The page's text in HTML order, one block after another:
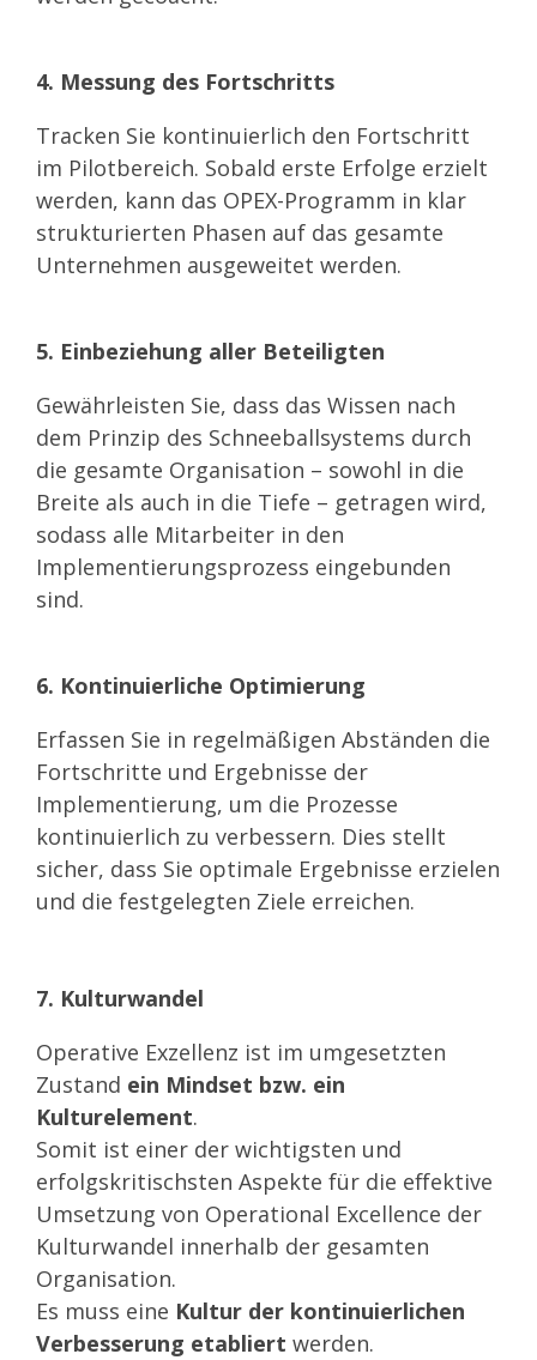
4. Messung des Fortschritts
Tracken Sie kontinuierlich den Fortschritt
im Pilotbereich. Sobald erste Erfolge erzielt
werden, kann das OPEX-Programm in klar
strukturierten Phasen auf das gesamte
Unternehmen ausgeweitet werden.
5. Einbeziehung aller Beteiligten
Gewährleisten Sie, dass das Wissen nach
dem Prinzip des Schneeballsystems durch
die gesamte Organisation – sowohl in die
Breite als auch in die Tiefe – getragen wird,
sodass alle Mitarbeiter in den
Implementierungsprozess eingebunden
sind.
6. Kontinuierliche Optimierung
Erfassen Sie in regelmäßigen Abständen die
Fortschritte und Ergebnisse der
Implementierung, um die Prozesse
kontinuierlich zu verbessern. Dies stellt
sicher, dass Sie optimale Ergebnisse erzielen
und die festgelegten Ziele erreichen.
7. Kulturwandel
Operative Exzellenz ist im umgesetzten
Zustand ein Mindset bzw. ein
Kulturelement.
Somit ist einer der wichtigsten und
erfolgskritischsten Aspekte für die effektive
Umsetzung von Operational Excellence der
Kulturwandel innerhalb der gesamten
Organisation.
Es muss eine Kultur der kontinuierlichen
Verbesserung etabliert werden.